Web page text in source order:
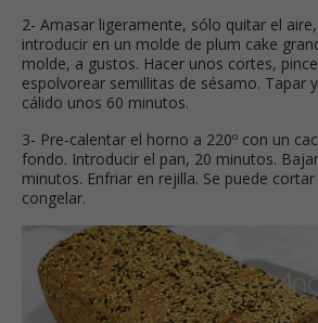
2- Amasar ligeramente, sólo quitar el
introducir en un molde de plum cake
molde, a gustos. Hacer unos cortes,
espolvorear semillitas de sésamo. Tapar
cálido unos 60 minutos.
3- Pre-calentar el horno a 220º con un
fondo. Introducir el pan, 20 minutos.
minutos. Enfriar en rejilla. Se puede
congelar.